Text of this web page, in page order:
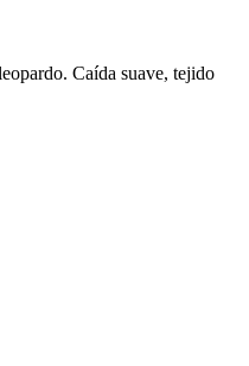
Caída suave, tejido